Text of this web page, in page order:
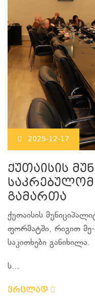
2025-12-17
ქუთაისის
გამართა
ქუთაისის
ფორმატში, რიგით მე-
საკითხები განიხილა.
ს...
ვრცლად